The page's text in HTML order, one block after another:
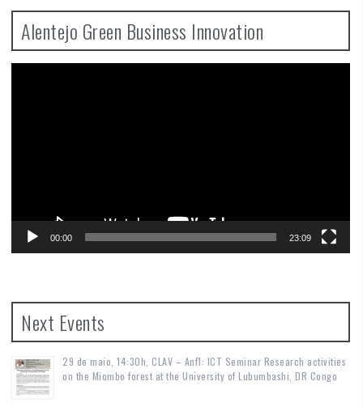
Alentejo Green Business Innovation
00:00 23:09
Next Events
29 de maio, 14:30h, CLAV – Anf1: ICT Seminar Research activities
on the Miombo forest at the University of Lubumbashi, DR Congo